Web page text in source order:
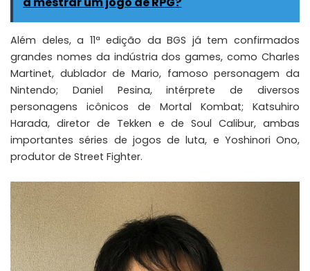
Além deles, a 11ª edição da BGS já tem confirmados
grandes nomes da indústria dos games, como Charles
Martinet, dublador de Mario, famoso personagem da
Nintendo; Daniel Pesina, intérprete de diversos
personagens icônicos de Mortal Kombat; Katsuhiro
Harada, diretor de Tekken e de Soul Calibur, ambas
importantes séries de jogos de luta, e Yoshinori Ono,
produtor de Street Fighter.